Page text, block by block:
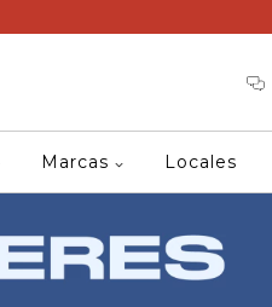
Marcas Locales